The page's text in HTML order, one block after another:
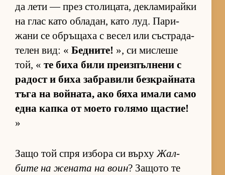
да лети — през сто­ли­ца­та, дек­ла­ми­райки
на глас като об­ла­дан, като луд. Па­ри­
жани се об­ръ­щаха с ве­сел или със­т­ра­да­
те­лен вид: « Бедните! », си мис­леше
той, « те биха били пре­из­пъл­нени с
ра­дост и биха заб­ра­вили без­к­рай­ната
тъга на вой­на­та, ако бяха имали само
една капка от мо­ето го­лямо щас­тие!
»
Защо той спря из­бора си върхуЖал­
бите на же­ната на воин? За­щото те